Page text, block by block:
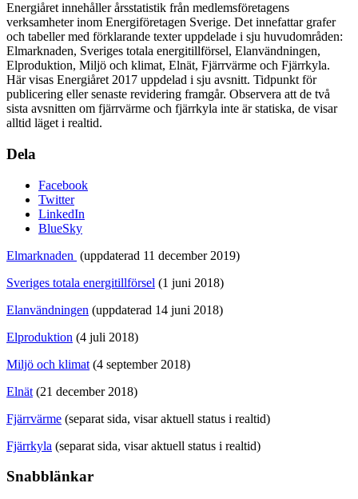
Energiåret innehåller årsstatistik från medlemsföretagens
verksamheter inom Energiföretagen Sverige. Det innefattar grafer
och tabeller med förklarande texter uppdelade i sju huvudområden:
Elmarknaden, Sveriges totala energitillförsel, Elanvändningen,
Elproduktion, Miljö och klimat, Elnät, Fjärrvärme och Fjärrkyla.
Här visas Energiåret 2017 uppdelad i sju avsnitt. Tidpunkt för
publicering eller senaste revidering framgår. Observera att de två
sista avsnitten om fjärrvärme och fjärrkyla inte är statiska, de visar
alltid läget i realtid.
Dela
Facebook
Twitter
LinkedIn
BlueSky
Elmarknaden (uppdaterad 11 december 2019)
Sveriges totala energitillförsel (1 juni 2018)
Elanvändningen (uppdaterad 14 juni 2018)
Elproduktion (4 juli 2018)
Miljö och klimat (4 september 2018)
Elnät (21 december 2018)
Fjärrvärme (separat sida, visar aktuell status i realtid)
Fjärrkyla (separat sida, visar aktuell status i realtid)
Snabblänkar